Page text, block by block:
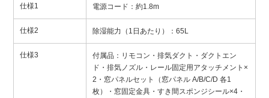
仕様1 電源コード：約1.8m
仕様2 除湿能力（1日あたり）：65L
仕様3
付属品：リモコン・排気ダクト・ダクトエン
ド・排気ノズル・レール固定用アタッチメント×
2・窓パネルセット（窓パネル A/B/C/D 各1
枚）・窓固定金具・すき間スポンジシール×4・